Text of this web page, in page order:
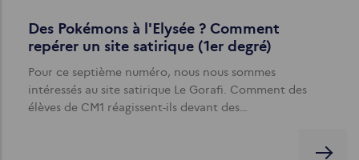
Des Pokémons à l'Elysée ? Comment
repérer un site satirique (1er degré)
Pour ce septième numéro, nous nous sommes
intéressés au site satirique Le Gorafi. Comment des
élèves de CM1 réagissent-ils devant des…